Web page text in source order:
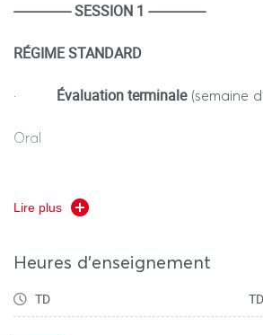
---------------- SESSION 1 ----------------
RÉGIME STANDARD
· Évaluation terminale(semaine
Oral
RÉGIME DÉROGATOIRE
-Contrôle Terminal(semaine
Oral
Lire plus
Heures d'enseignement
TD TD